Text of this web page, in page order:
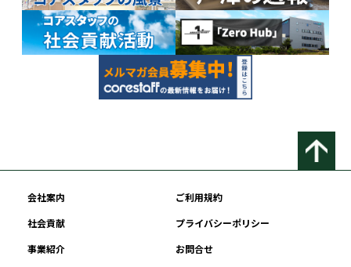
会社案内
ご利用規約
社会貢献
プライバシーポリシー
事業紹介
お問合せ